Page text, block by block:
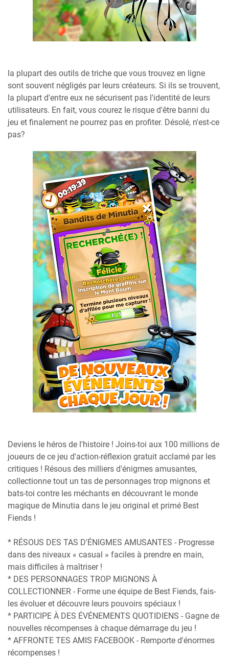
la plupart des outils de triche que vous trouvez en ligne
sont souvent négligés par leurs créateurs. Si ils se trouvent,
la plupart d'entre eux ne sécurisent pas l'identité de leurs
utilisateurs. En fait, vous courez le risque d'être banni du
jeu et finalement ne pourrez pas en profiter. Désolé, n'est-ce
pas?
Deviens le héros de l'histoire ! Joins-toi aux 100 millions de
joueurs de ce jeu d'action-réflexion gratuit acclamé par les
critiques ! Résous des milliers d'énigmes amusantes,
collectionne tout un tas de personnages trop mignons et
bats-toi contre les méchants en découvrant le monde
magique de Minutia dans le jeu original et primé Best
Fiends !
* RÉSOUS DES TAS D'ÉNIGMES AMUSANTES - Progresse
dans des niveaux « casual » faciles à prendre en main,
mais difficiles à maîtriser !
* DES PERSONNAGES TROP MIGNONS À
COLLECTIONNER - Forme une équipe de Best Fiends, fais-
les évoluer et découvre leurs pouvoirs spéciaux !
* PARTICIPE À DES ÉVÉNEMENTS QUOTIDIENS - Gagne de
nouvelles récompenses à chaque démarrage du jeu !
* AFFRONTE TES AMIS FACEBOOK - Remporte d'énormes
récompenses !